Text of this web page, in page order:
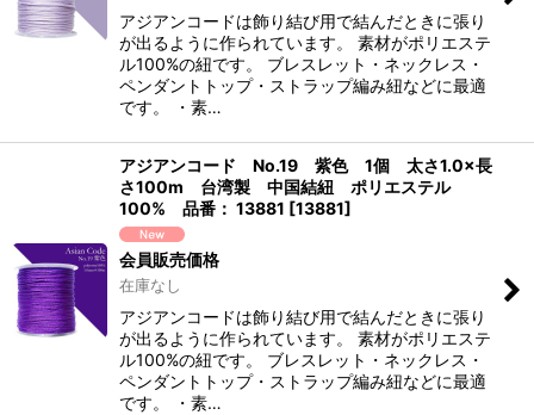
アジアンコードは飾り結び用で結んだときに張り
が出るように作られています。 素材がポリエステ
ル100%の紐です。 ブレスレット・ネックレス・
ペンダントトップ・ストラップ編み紐などに最適
です。 ・素…
アジアンコード No.19 紫色 1個 太さ1.0×長
さ100m 台湾製 中国結紐 ポリエステル
100% 品番： 13881 [13881]
会員販売価格
在庫なし
アジアンコードは飾り結び用で結んだときに張り
が出るように作られています。 素材がポリエステ
ル100%の紐です。 ブレスレット・ネックレス・
ペンダントトップ・ストラップ編み紐などに最適
です。 ・素…